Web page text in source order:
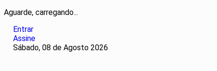
Aguarde, carregando...
Entrar
Assine
Sábado, 08 de Agosto 2026